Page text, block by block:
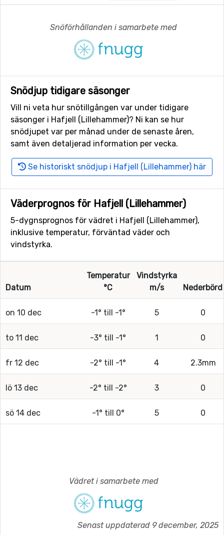
Snöförhållanden i samarbete med
Snödjup tidigare säsonger
Vill ni veta hur snötillgången var under tidigare
säsonger i Hafjell (Lillehammer)? Ni kan se hur
snödjupet var per månad under de senaste åren,
samt även detaljerad information per vecka.
Se historiskt snödjup i Hafjell (Lillehammer) här
Väderprognos för Hafjell (Lillehammer)
5-dygnsprognos för vädret i Hafjell (Lillehammer),
inklusive temperatur, förväntad väder och
vindstyrka.
Datum
Temperatur
°C
Vindstyrka
m/s
Nederbörd
on 10 dec -1° till -1° 5 0
to 11 dec -3° till -1° 1 0
fr 12 dec -2° till -1° 4 2.3mm
lö 13 dec -2° till -2° 3 0
sö 14 dec -1° till 0° 5 0
Vädret i samarbete med
Senast uppdaterad 9 december, 2025